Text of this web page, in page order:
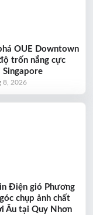
OUE Downtown
trốn nắng cực
8, 2026
Điện gió Phương
chụp ảnh chất
Âu tại Quy Nhơn